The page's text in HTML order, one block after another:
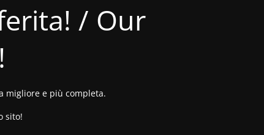
/ Our
migliore e più completa.
sito!